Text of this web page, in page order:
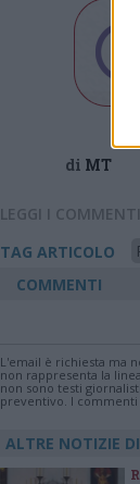
di MT
LEGGI I COMMENTI
TAG ARTICOLO
COMMENTI
L'email è richiesta ma
non rappresenta la
non sono testi
preventivo. I
ALTRE NOTIZIE